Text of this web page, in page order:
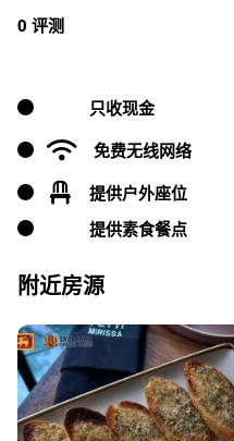
0 评测
只收现金
免费无线网络
提供户外座位
提供素食餐点
附近房源